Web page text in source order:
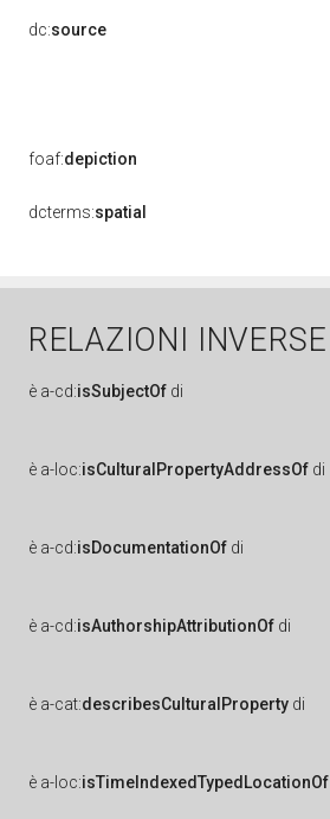
dc:source
foaf:depiction
dcterms:spatial
RELAZIONI INVERSE
è a-cd:isSubjectOf di
è a-loc:isCulturalPropertyAddressOf di
è a-cd:isDocumentationOf di
è a-cd:isAuthorshipAttributionOf di
è a-cat:describesCulturalProperty di
è a-loc:isTimeIndexedTypedLocationOf